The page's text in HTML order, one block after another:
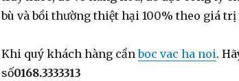
bù và bồi thường thiệt hại 100% theo giá
Khi quý khách hàng cầnboc vac ha noi.
số0168.3333313